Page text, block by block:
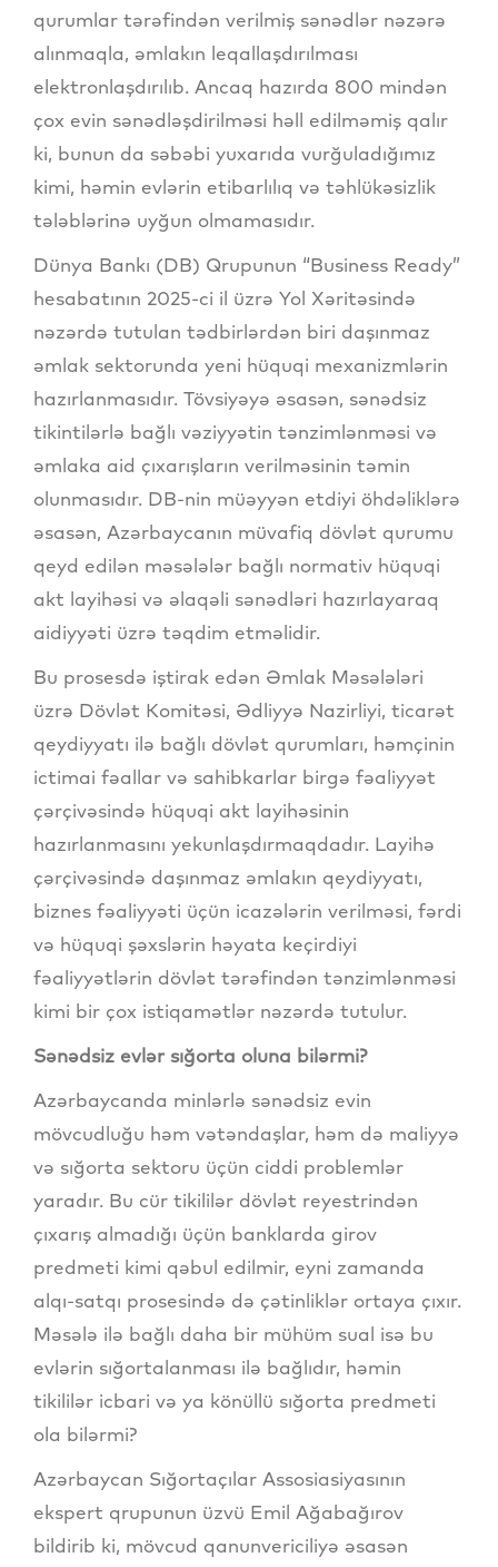
qurumlar tərəfindən verilmiş sənədlər nəzərə
alınmaqla, əmlakın leqallaşdırılması
elektronlaşdırılıb. Ancaq hazırda 800 mindən
çox evin sənədləşdirilməsi həll edilməmiş qalır
ki, bunun da səbəbi yuxarıda vurğuladığımız
kimi, həmin evlərin etibarlılıq və təhlükəsizlik
tələblərinə uyğun olmamasıdır.
Dünya Bankı (DB) Qrupunun “Business Ready”
hesabatının 2025-ci il üzrə Yol Xəritəsində
nəzərdə tutulan tədbirlərdən biri daşınmaz
əmlak sektorunda yeni hüquqi mexanizmlərin
hazırlanmasıdır. Tövsiyəyə əsasən, sənədsiz
tikintilərlə bağlı vəziyyətin tənzimlənməsi və
əmlaka aid çıxarışların verilməsinin təmin
olunmasıdır. DB-nin müəyyən etdiyi öhdəliklərə
əsasən, Azərbaycanın müvafiq dövlət qurumu
qeyd edilən məsələlər bağlı normativ hüquqi
akt layihəsi və əlaqəli sənədləri hazırlayaraq
aidiyyəti üzrə təqdim etməlidir.
Bu prosesdə iştirak edən Əmlak Məsələləri
üzrə Dövlət Komitəsi, Ədliyyə Nazirliyi, ticarət
qeydiyyatı ilə bağlı dövlət qurumları, həmçinin
ictimai fəallar və sahibkarlar birgə fəaliyyət
çərçivəsində hüquqi akt layihəsinin
hazırlanmasını yekunlaşdırmaqdadır. Layihə
çərçivəsində daşınmaz əmlakın qeydiyyatı,
biznes fəaliyyəti üçün icazələrin verilməsi, fərdi
və hüquqi şəxslərin həyata keçirdiyi
fəaliyyətlərin dövlət tərəfindən tənzimlənməsi
kimi bir çox istiqamətlər nəzərdə tutulur.
Sənədsiz evlər sığorta oluna bilərmi?
Azərbaycanda minlərlə sənədsiz evin
mövcudluğu həm vətəndaşlar, həm də maliyyə
və sığorta sektoru üçün ciddi problemlər
yaradır. Bu cür tikililər dövlət reyestrindən
çıxarış almadığı üçün banklarda girov
predmeti kimi qəbul edilmir, eyni zamanda
alqı-satqı prosesində də çətinliklər ortaya çıxır.
Məsələ ilə bağlı daha bir mühüm sual isə bu
evlərin sığortalanması ilə bağlıdır, həmin
tikililər icbari və ya könüllü sığorta predmeti
ola bilərmi?
Azərbaycan Sığortaçılar Assosiasiyasının
ekspert qrupunun üzvü Emil Ağabağırov
bildirib ki, mövcud qanunvericiliyə əsasən